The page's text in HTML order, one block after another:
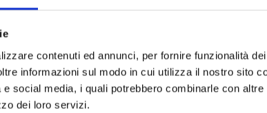
contenuti ed annunci, per fornire funzionalità
informazioni sul modo in cui utilizza il nostro sito
social media, i quali potrebbero combinarle con
dei loro servizi.